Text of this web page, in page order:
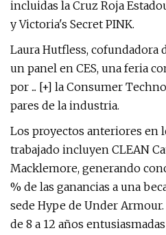
incluidas la Cruz Roja
y Victoria's Secret PINK.
Laura Hutfless, cofundadora
un panel en CES, una feria
por ... [+] la Consumer
pares de la industria.
Los proyectos anteriores en
trabajado incluyen CLEAN
Macklemore, generando
% de las ganancias a una
sede Hype de Under
de 8 a 12 años